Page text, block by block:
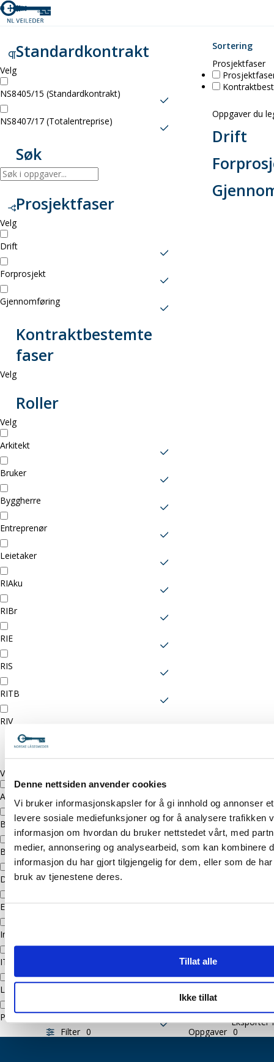
Denne nettsiden anvender cookies
Vi bruker informasjonskapsler for å gi innhold og annonser
levere sosiale mediefunksjoner og for å analysere trafikken
informasjon om hvordan du bruker nettstedet vårt, med
medier, annonsering og analysearbeid, som kan kombinere
informasjon du har gjort tilgjengelig for dem, eller som de
bruk av tjenestene deres.
Tillat alle
Ikke tillat
Filter
Standardkontrakt
relevant
ditt
prosjekt.
Velg
NS8405/15 (Standardkontrakt)
NS8407/17 (Totalentreprise)
Søk
etter
oppgaver
med
Prosjektfaser
oppgaver
tilhørende
Velg
Drift
Forprosjekt
Gjennomføring
Kontraktbestemte
faser
vises
oppgaver
valgt
fase.
Velg
Roller
Velg
Arkitekt
Bruker
Byggherre
Entreprenør
Leietaker
RIAku
RIBr
RIE
RIS
RITB
RIV
FagområderVed
å
velge
relevante
fagområder
vises
oppgaver
som
relevant
valgt
fagområde.
Velg
AAK
Brannalarm
Byggfag inkl. ventilasjon
Dør, port, gitter
Elektro
Innbruddsalarm
ITV
Lås og beslag
Porttelefon
Sortering
Prosjektfaser
Oppgaver du
Drift
Eksporter
Filter 0 Oppgaver 0